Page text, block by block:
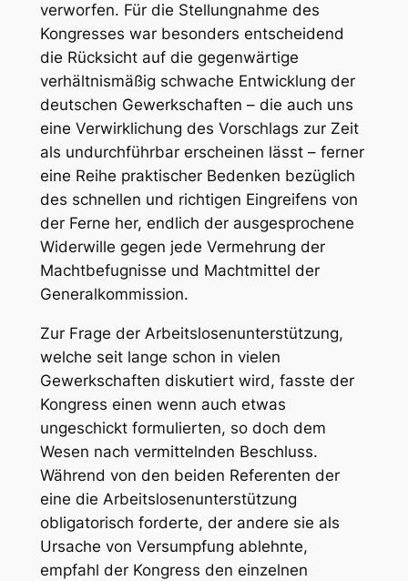
verworfen. Für die Stellungnahme des
Kongresses war besonders entscheidend
die Rücksicht auf die gegenwärtige
verhältnismäßig schwache Entwicklung der
deutschen Gewerkschaften – die auch uns
eine Verwirklichung des Vorschlags zur Zeit
als undurchführbar erscheinen lässt – ferner
eine Reihe praktischer Bedenken bezüglich
des schnellen und richtigen Eingreifens von
der Ferne her, endlich der ausgesprochene
Widerwille gegen jede Vermehrung der
Machtbefugnisse und Machtmittel der
Generalkommission.
Zur Frage der Arbeitslosenunterstützung,
welche seit lange schon in vielen
Gewerkschaften diskutiert wird, fasste der
Kongress einen wenn auch etwas
ungeschickt formulierten, so doch dem
Wesen nach vermittelnden Beschluss.
Während von den beiden Referenten der
eine die Arbeitslosenunterstützung
obligatorisch forderte, der andere sie als
Ursache von Versumpfung ablehnte,
empfahl der Kongress den einzelnen